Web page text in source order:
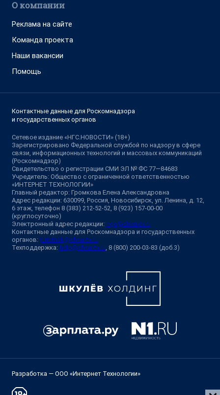
О компании
Реклама на сайте
Команда проекта
Наши вакансии
Помощь
Контактные данные для Роскомнадзора
и государственных органов
Сетевое издание «НГС.НОВОСТИ» (18+)
Зарегистрировано Федеральной службой по надзору в сфере
связи, информационных технологий и массовых коммуникаций
(Роскомнадзор)
Свидетельство о регистрации СМИ ЭЛ № ФС 77—84683
Учредитель: Общество с ограниченной ответственностью
«ИНТЕРНЕТ ТЕХНОЛОГИИ»
Главный редактор: Громкова Елена Александровна
Адрес редакции: 630099, Россия, Новосибирск, ул. Ленина, д. 12,
6 этаж, телефон 8 (383) 212-52-52, 8 (923) 157-00-00
(круглосуточно)
Электронный адрес редакции: ngs@shkulev.ru
Контактные данные для Роскомнадзора и государственных
органов: juristnsk@shkulev.ru
Техподдержка: help@shkulev.ru , 8 (800) 200-03-83 (доб.3)
Разработка — ООО «Интернет Технологии»